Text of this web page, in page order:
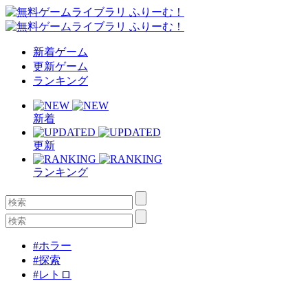
新着ゲーム
更新ゲーム
ランキング
新着
更新
ランキング
#ホラー
#探索
#レトロ